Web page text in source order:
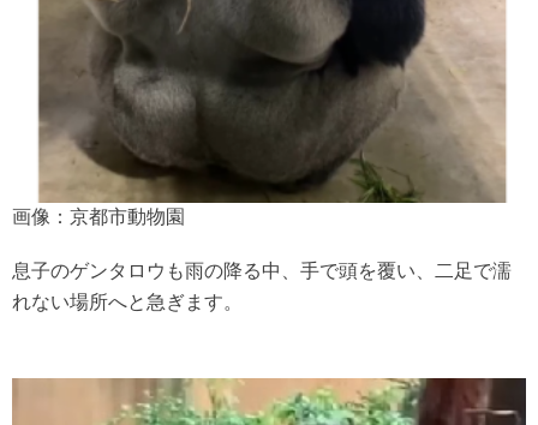
画像：京都市動物園
息子のゲンタロウも雨の降る中、手で頭を覆い、二足で濡
れない場所へと急ぎます。